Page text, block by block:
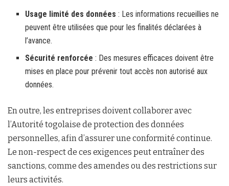
Usage limité des données : Les informations recueillies ne
peuvent être utilisées que pour les finalités déclarées à
l’avance.
Sécurité renforcée : Des mesures efficaces doivent être
mises en place pour prévenir tout accès non autorisé aux
données.
En outre, les entreprises doivent collaborer avec
l’Autorité togolaise de protection des données
personnelles, afin d’assurer une conformité continue.
Le non-respect de ces exigences peut entraîner des
sanctions, comme des amendes ou des restrictions sur
leurs activités.